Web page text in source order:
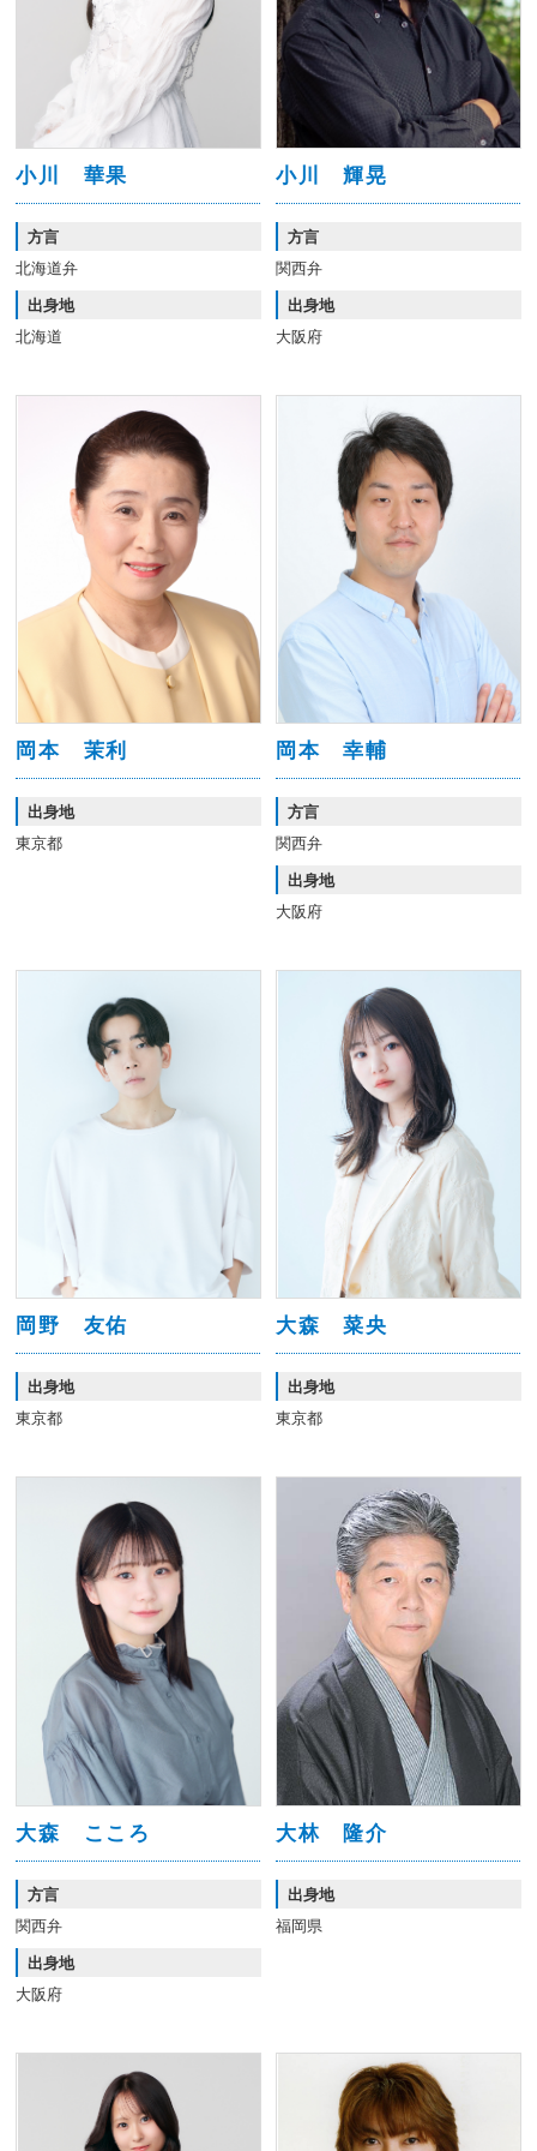
小川 華果
方言
北海道弁
出身地
北海道
小川 輝晃
方言
関西弁
出身地
大阪府
岡本 茉利
出身地
東京都
岡本 幸輔
方言
関西弁
出身地
大阪府
岡野 友佑
出身地
東京都
大森 菜央
出身地
東京都
大森 こころ
方言
関西弁
出身地
大阪府
大林 隆介
出身地
福岡県